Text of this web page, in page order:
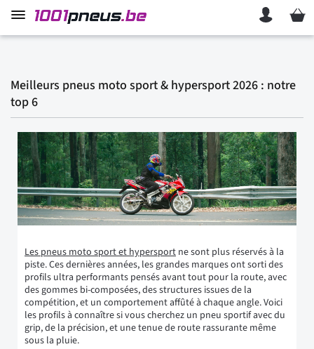
Mon
Meilleurs pneus moto sport & hypersport 2026 : notre
top 6
Les pneus moto sport et hypersport ne sont plus réservés à la
piste. Ces dernières années, les grandes marques ont sorti des
profils ultra performants pensés avant tout pour la route, avec
des gommes bi-composées, des structures issues de la
compétition, et un comportement affûté à chaque angle. Voici
les profils à connaître si vous cherchez un pneu sportif avec du
grip, de la précision, et une tenue de route rassurante même
sous la pluie.